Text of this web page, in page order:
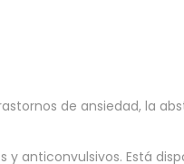
de ansiedad, la
anticonvulsivos. Está